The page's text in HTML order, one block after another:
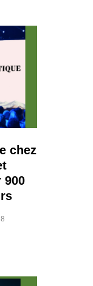
chez
900